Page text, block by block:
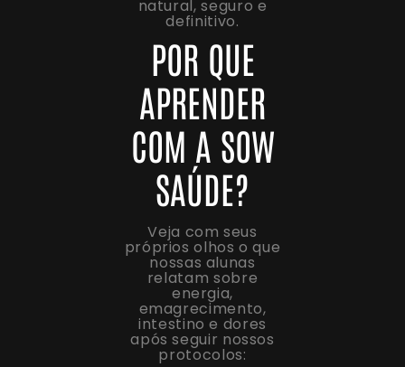
natural, seguro e
definitivo.
POR QUE
APRENDER
COM A SOW
SAÚDE?
Veja com seus
próprios olhos o que
nossas alunas
relatam sobre
energia,
emagrecimento,
intestino e dores
após seguir nossos
protocolos: